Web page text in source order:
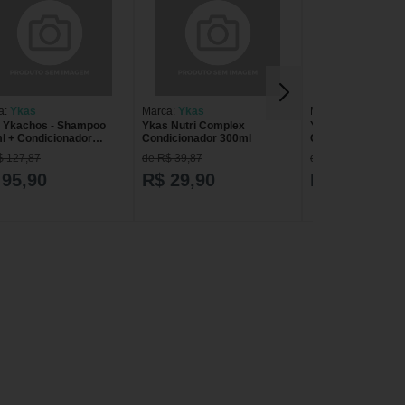
Ykas
Ykachos - Shampoo
+ Condicionador
127,87
Marca: Ykas
Ykas Nutri Complex
Condicionador 300ml
de R$ 39,87
R$ 29,90
Marca:
Ykas Equilibrium
Condicionador
de R$ 39,87
R$ 29,90